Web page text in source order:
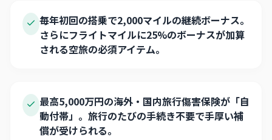
毎年初回の搭乗で2,000マイルの継続ボーナス。
さらにフライトマイルに25%のボーナスが加算
される空旅の必須アイテム。
最高5,000万円の海外・国内旅行傷害保険が「自
動付帯」。旅行のたびの手続き不要で手厚い補
償が受けられる。